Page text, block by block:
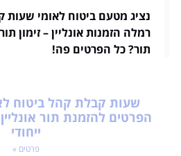
נציג מטעם ביטוח לאומי
רמלה הזמנות אונליין – זימון
תור? כל הפרטים פה!
שעות קבלת קהל ביטוח
הפרטים להזמנת תור
ייחודי
פרטים »